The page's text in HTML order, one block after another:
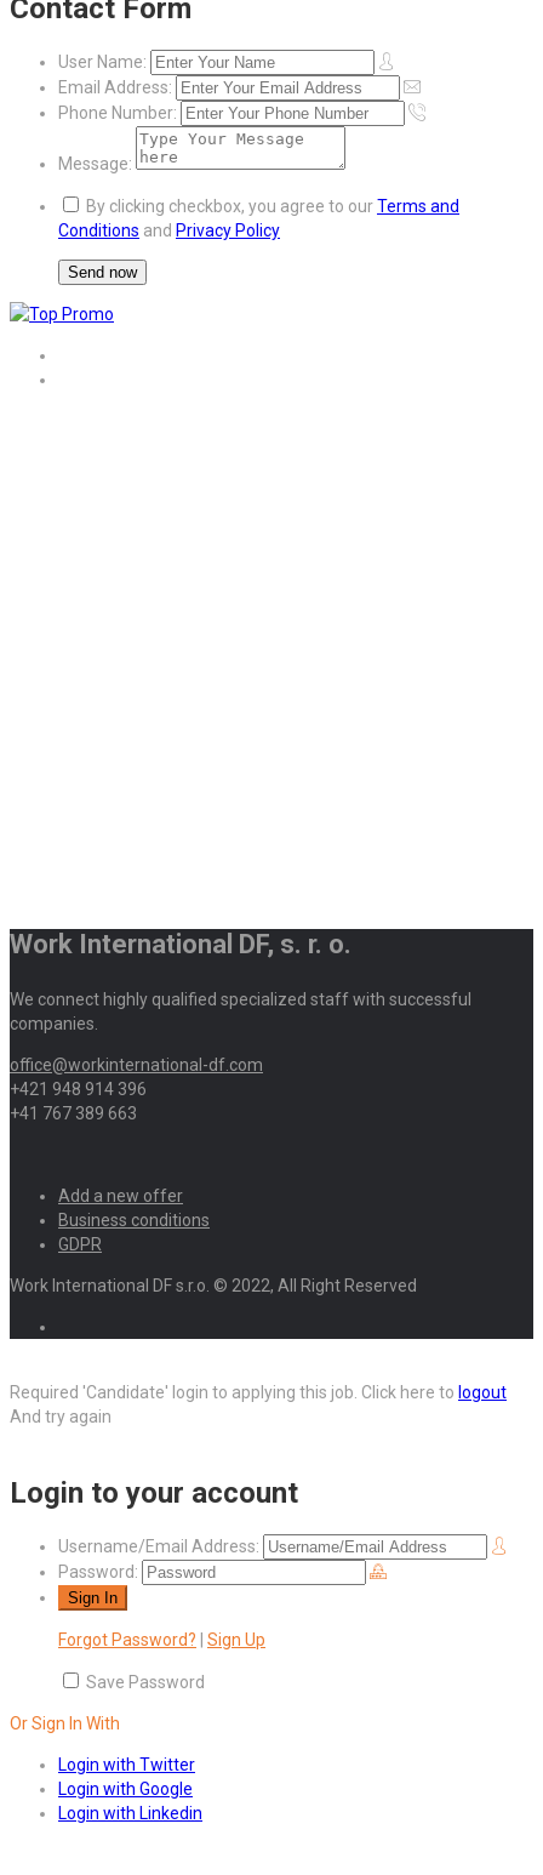
Contact Form
User Name:
Email Address:
Phone Number:
Message:
By clicking checkbox, you agree to ourTerms and
Conditions and Privacy Policy
Work International DF, s. r. o.
We connect highly qualified specialized staff with successful
companies.
office@workinternational-df.com
+421 948 914 396
+41 767 389 663
Add a new offer
Business conditions
GDPR
Work International DF s.r.o. © 2022, All Right Reserved
Required 'Candidate' login to applying this job. Click here to logout
And try again
Login to your account
Username/Email Address:
Password:
Forgot Password? Sign Up
Save Password
Or Sign In With
Login with Twitter
Login with Google
Login with Linkedin